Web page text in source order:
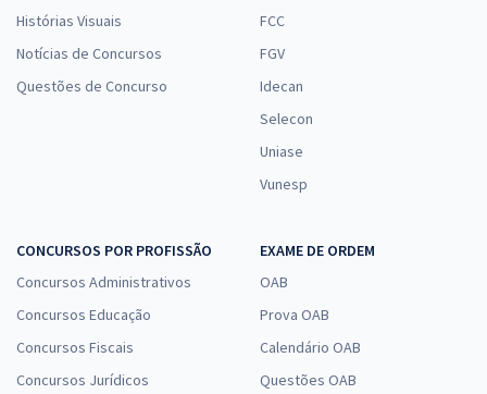
Histórias Visuais
Notícias de Concursos
Questões de Concurso
FCC
FGV
Idecan
Selecon
Uniase
Vunesp
CONCURSOS POR PROFISSÃO
Concursos Administrativos
Concursos Educação
Concursos Fiscais
Concursos Jurídicos
EXAME DE ORDEM
OAB
Prova OAB
Calendário OAB
Questões OAB